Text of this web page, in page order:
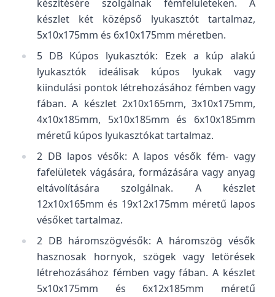
készítésére szolgálnak fémfelületeken. A
készlet két középső lyukasztót tartalmaz,
5x10x175mm és 6x10x175mm méretben.
5 DB Kúpos lyukasztók: Ezek a kúp alakú
lyukasztók ideálisak kúpos lyukak vagy
kiindulási pontok létrehozásához fémben vagy
fában. A készlet 2x10x165mm, 3x10x175mm,
4x10x185mm, 5x10x185mm és 6x10x185mm
méretű kúpos lyukasztókat tartalmaz.
2 DB lapos vésők: A lapos vésők fém- vagy
fafelületek vágására, formázására vagy anyag
eltávolítására szolgálnak. A készlet
12x10x165mm és 19x12x175mm méretű lapos
vésőket tartalmaz.
2 DB háromszögvésők: A háromszög vésők
hasznosak hornyok, szögek vagy letörések
létrehozásához fémben vagy fában. A készlet
5x10x175mm és 6x12x185mm méretű